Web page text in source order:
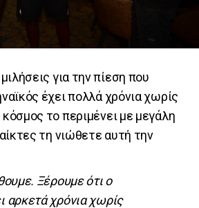
για την πίεση που
έχει πολλά χρόνια χωρίς
το περιμένει με μεγάλη
τη νιώθετε αυτή την
Ξέρουμε ότι ο
αρκετά χρόνια χωρίς